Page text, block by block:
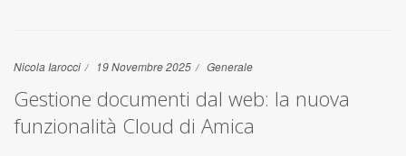
Nicola Iarocci 19 Novembre 2025 Generale
Gestione documenti dal web: la nuova
funzionalità Cloud di Amica